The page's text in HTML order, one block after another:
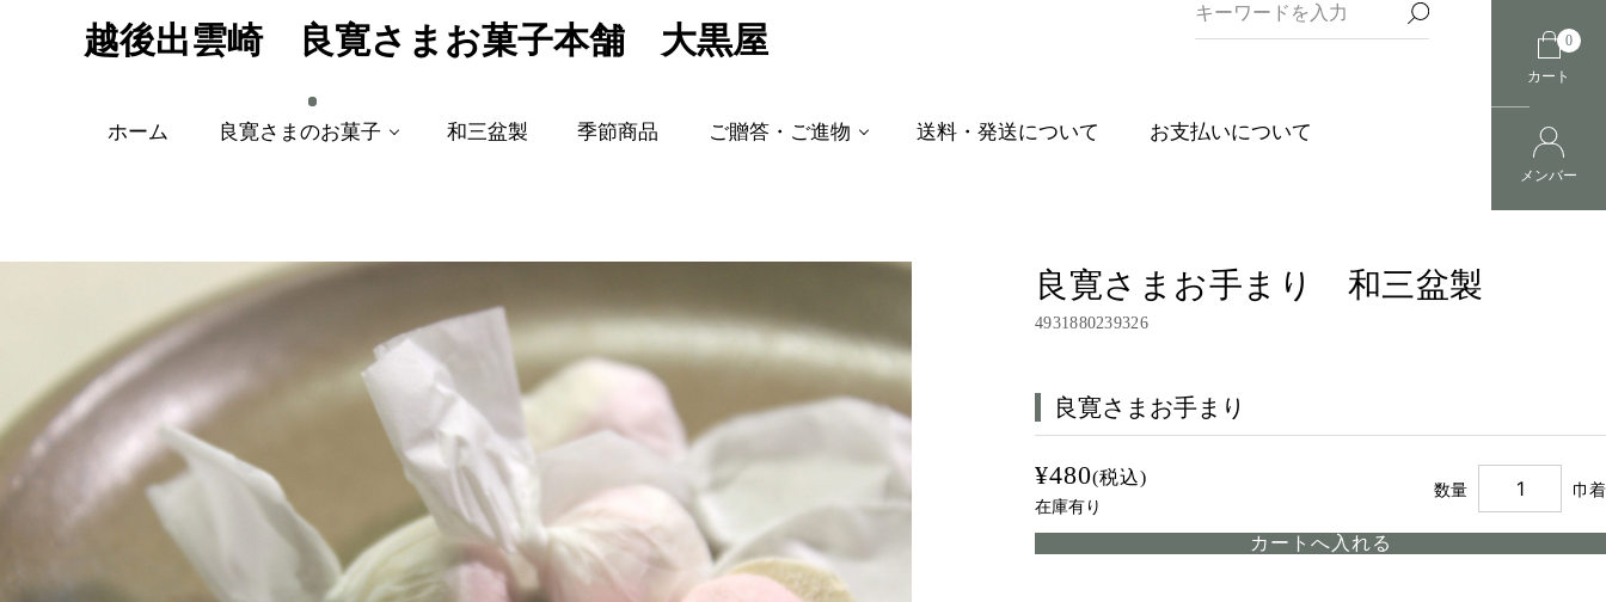
越後出雲崎 良寛さまお菓子本舗 大黒屋
カート
0
メンバー
ホーム 良寛さまのお菓子 和三盆製 季節商品 ご贈答・ご進物 送料・発送について お支払いについて
良寛さまお手まり 和三盆製
4931880239326
良寛さまお手まり
¥480(税込)
在庫有り
数量 巾着